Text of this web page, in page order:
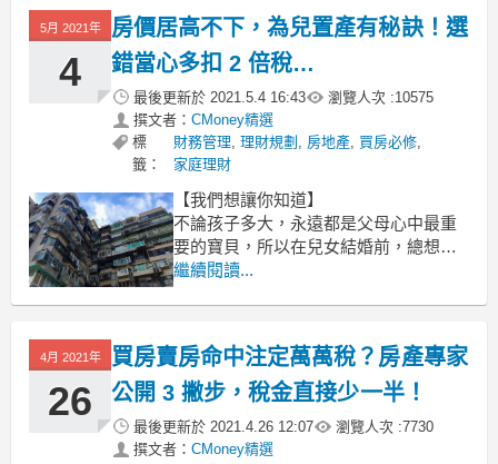
以下，就讓我們一起看看房屋相關的稅
務知識！
文 / 鄭惠方
包租公和包
5月 2021年
4
房價居高不下，為兒置產有秘訣！選
錯當心多扣 2 倍稅…
最後更新於 2021.5.4 16:43 瀏覽人次 :10575
撰文者： CMoney精選
標
籤：
財務管理,理財規劃 , 房地產, 買房必修,
家庭理財
【我們想讓你知道】
不論孩子多大，永遠都是父母心中最重
要的寶貝，所以在兒女結婚前，總想為
他們準備聘禮或嫁妝，好讓他們能風光
產給子女、（2）父母贈與現金給子女購
買不動產、（3）父母出售不動產給子
女、（4）父母替子女購買不動產，哪
繼續閱讀...
4月 2021年
26
買房賣房命中注定萬萬稅？房產專家
公開 3 撇步，稅金直接少一半！
最後更新於 2021.4.26 12:07 瀏覽人次 :7730
撰文者： CMoney精選